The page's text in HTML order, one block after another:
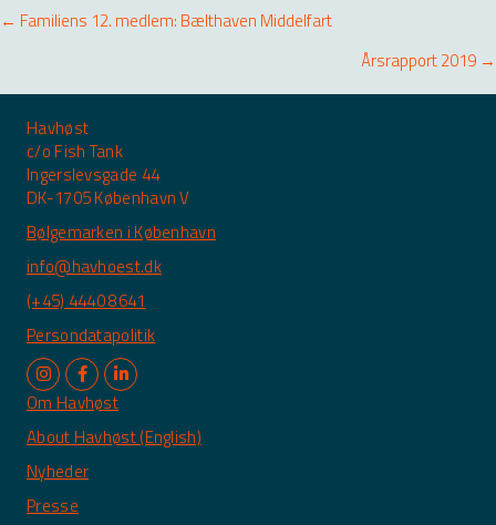
Posts
← Familiens 12. medlem: Bælthaven Middelfart
Årsrapport 2019 →
Havhøst
c/o Fish Tank
Ingerslevsgade 44
DK-1705 København V
Bølgemarken i København
info@havhoest.dk
(+45) 4440 8641
Persondatapolitik
Om Havhøst
About Havhøst (English)
Nyheder
Presse